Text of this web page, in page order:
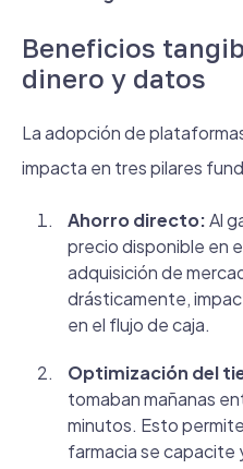
Beneficios
dinero y datos
La adopción de
impacta en tres pilares
Ahorro directo:Al
precio disponible en
adquisición de
drásticamente,
en el flujo de caja.
Optimización del
tomaban mañanas
minutos. Esto
farmacia se capacite